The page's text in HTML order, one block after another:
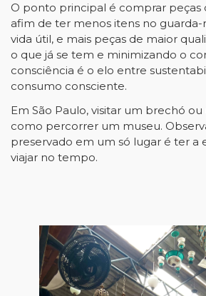
O ponto principal é comprar peças
afim de ter menos itens no
vida útil, e mais peças de maior
o que já se tem e minimizando o
consciência é o elo entre
consumo consciente.
Em São Paulo, visitar um brechó
como percorrer um museu.
preservado em um só lugar é ter a
viajar no tempo.